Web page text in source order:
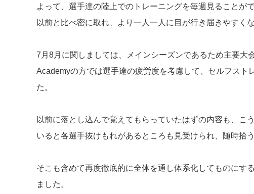
よって、選手達の陸上でのトレーニングを毎週見ることが
以前と比べ密に取れ、より一人一人に目が行き届きやすくな
7月8月に関しましては、メインシーズンであるため主要大
Academyの方では選手達の疲労度を考慮して、セルフスト
た。
以前に落とし込んで覚えてもらっていたはずの内容も、こ
いると各選手抜けもれがあるところも見受けられ、随時拾
そこも含めて再度徹底的に全体を通し体系化してものにす
ました。